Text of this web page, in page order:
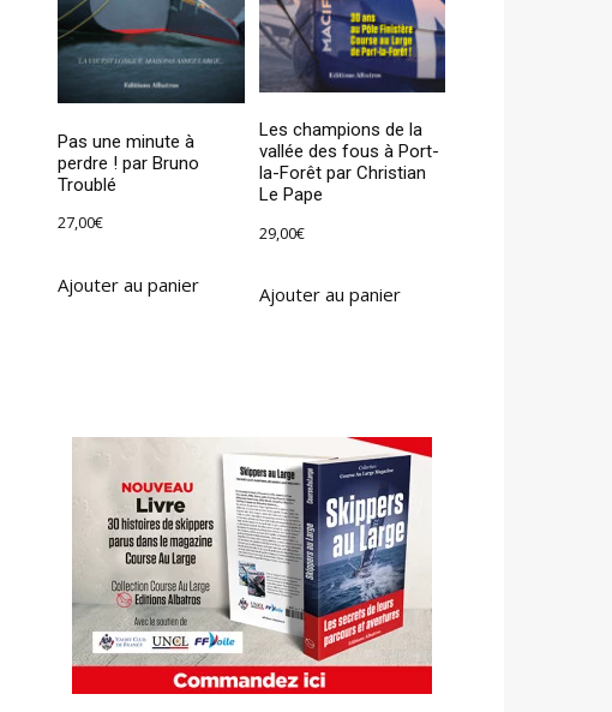
Pas une minute à
perdre ! par Bruno
Troublé
27,00€
Ajouter au panier
Les champions de la
vallée des fous à Port-
la-Forêt par Christian
Le Pape
29,00€
Ajouter au panier